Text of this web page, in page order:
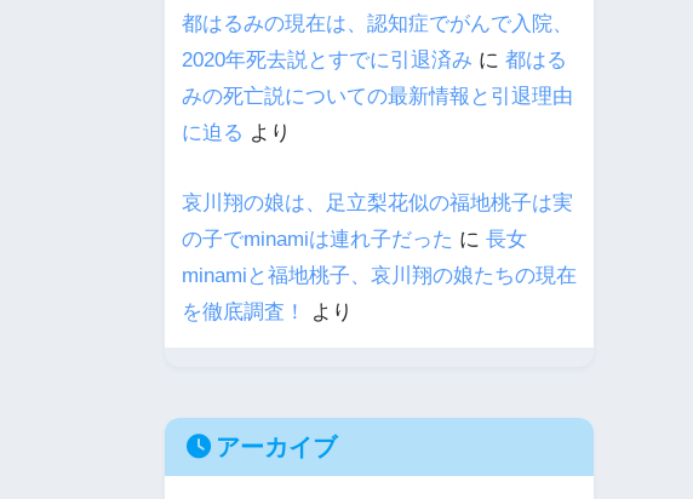
都はるみの現在は、認知症でがんで入院、
2020年死去説とすでに引退済み に 都はる
みの死亡説についての最新情報と引退理由
に迫る より
哀川翔の娘は、足立梨花似の福地桃子は実
の子でminamiは連れ子だった に 長女
minamiと福地桃子、哀川翔の娘たちの現在
を徹底調査！
より
アーカイブ